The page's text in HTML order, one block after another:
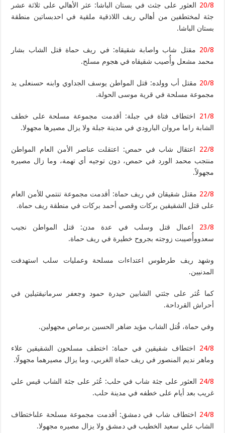
20/8 العثور على جثث في بستان الباشا: عثر الأهالي على ثلاثة عشر
جثة لمختطفين من أهالي ريف اللاذقية ملقية في احدبساتين منطقة
بستان الباشا.
20/8 مقتل شاب واصابة شقيقاه: في ريف حماة قتل الشاب بشار
محمد مشعل وأُصيب شقيقاه في هجوم مسلح.
20/8 مقتل أب وولده: قتل المواطن يوسف الجداوي وابنه حسنعلى يد
مجموعة مسلحة في قرية موسى الحولة.
21/8 اختطاف فتاة في جبلة: أقدمت مجموعة مسلحة على خطف
الشابة راما مروان البارودي في مدينة جبلة ولا يزال مصيرها مجهولا.
22/8 اعتقال شاب في حمص: اعتقلت عناصر الأمن العام المواطن
منتجب محمد الورد في حمص، دون توجيه أي تهمة، وما زال مصيره
مجهولاً.
22/8 مقتل شقيقان في ريف حماة: أقدمت مجموعة تنتمي للأمن العام
على قتل الشقيقين بركات وقصي أحمد بركات في منطقة ريف حماة.
23/8 اعمال قتل وسلب في عدة مدن: قتل المواطن نجيب
سعدووأُصيبت زوجته بجروح خطيرة في ريف حماة.
وشهد ريف طرطوس اعتداءات مسلحة وعمليات سلب استهدفت
المدنيين.
كما عُثر على جثتي الشابين حيدرة حمود وجعفر سرمانيقتيلين في
أحراش القرداحة.
وفي حماة، قُتل الشاب مؤيد ضاهر الحسين برصاص مجهولين.
24/8 اختطاف شقيقين في حماة: اختطف مسلحون الشقيقين علاء
وماهر نديم المنصور في ريف حماة الغربي، وما يزال مصيرهما مجهولًا.
24/8 العثور على جثة شاب في حلب: عُثر على جثة الشاب قيس علي
غريب بعد أيام على خطفه في مدينة حلب.
24/8 اختطاف شاب في دمشق: أقدمت مجموعة مسلحة علىاختطاف
الشاب علي سعيد الخطيب في دمشق ولا يزال مصيره مجهولا.